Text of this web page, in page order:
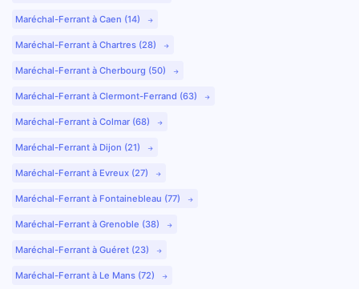
Maréchal-Ferrant à Caen (14)
Maréchal-Ferrant à Chartres (28)
Maréchal-Ferrant à Cherbourg (50)
Maréchal-Ferrant à Clermont-Ferrand (63)
Maréchal-Ferrant à Colmar (68)
Maréchal-Ferrant à Dijon (21)
Maréchal-Ferrant à Evreux (27)
Maréchal-Ferrant à Fontainebleau (77)
Maréchal-Ferrant à Grenoble (38)
Maréchal-Ferrant à Guéret (23)
Maréchal-Ferrant à Le Mans (72)